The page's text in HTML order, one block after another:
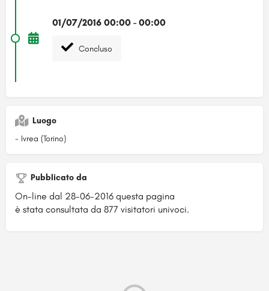
01/07/2016 00:00 - 00:00
Concluso
Luogo
- Ivrea (Torino)
Pubblicato da
On-line dal 28-06-2016 questa pagina
è stata consultata da 877 visitatori univoci.